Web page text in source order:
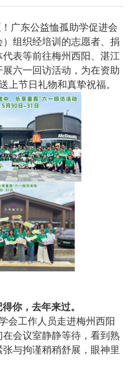
！广东公益恤孤助学促进会
）组织经培训的志愿者、捐
表等前往梅州西阳、湛江
六一回访活动，为在资助
上节日礼物和真挚祝福。
你，去年来过。
会工作人员走进梅州西阳
会议室静静等待，看到熟
与拘谨稍稍舒展，眼神里